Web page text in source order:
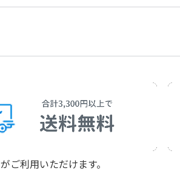
作詞者：御徒町 凧
利用いただけます。